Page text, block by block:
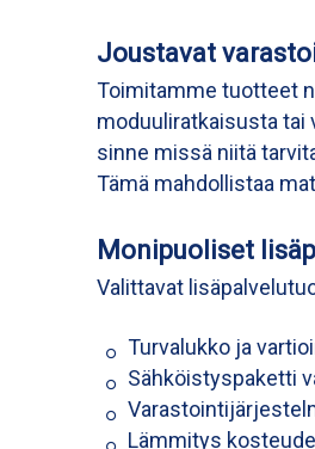
Joustavat
Toimitamme tuotteet
moduuliratkaisusta tai
sinne missä niitä
Tämä mahdollistaa
Monipuoliset
Valittavat
Turvalukko ja
Sähköistyspaketti
Lämmitys